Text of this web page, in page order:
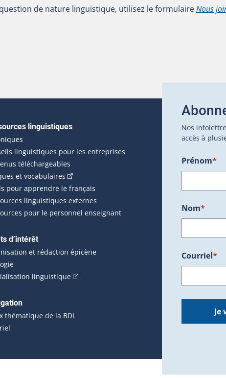
de nature linguistique, utilisez le formulaireNous
s'ouvrira dans une nouvelle fenêtre.)
dans une nouvelle fenêtre.)
une nouvelle fenêtre.)
une nouvelle fenêtre.)
fenêtre.)
linguistiques
linguistiques pour les entreprises
téléchargeables
et vocabulaires (Cet hyperlien externe s'ouvrira dans une
pour apprendre le français
linguistiques externes
pour le personnel enseignant
d’intérêt
et rédaction épicène
linguistique(Cet hyperlien externe s'ouvrira dans une
thématique de la BDL
Nos
accès à
Prénom*
Nom*
Courriel*
Je